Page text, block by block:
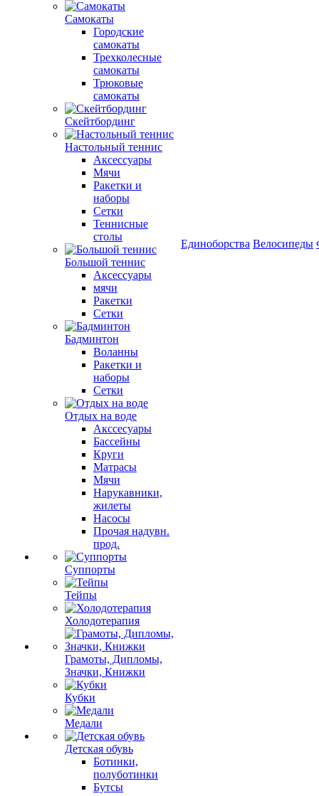
Самокаты
Городские
самокаты
Трехколесные
самокаты
Трюковые
самокаты
Скейтбординг
Настольный теннис
Аксессуары
Мячи
Ракетки и
наборы
Сетки
Теннисные
столы
Большой теннис
Аксессуары
мячи
Ракетки
Сетки
Бадминтон
Воланны
Ракетки и
наборы
Сетки
Отдых на воде
Акссесуары
Бассейны
Круги
Матрасы
Мячи
Нарукавники,
жилеты
Насосы
Прочая надувн.
прод.
Суппорты
Тейпы
Холодотерапия
Грамоты, Дипломы,
Значки, Книжки
Кубки
Медали
Детская обувь
Ботинки,
полуботинки
Бутсы
Единоборства Велосипеды